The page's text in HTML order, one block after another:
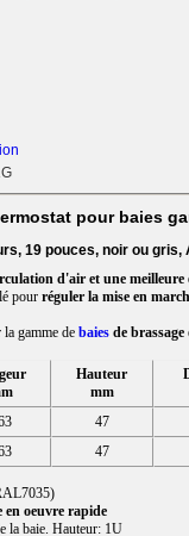
pour baies
19 pouces, noir ou gris,
d'air et une meilleure
pour réguler la mise en
gamme de baiesde brassage
Hauteur
mm
47
47
oeuvre rapide
la baie. Hauteur: 1U